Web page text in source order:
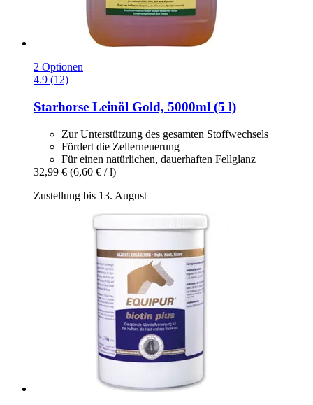
2 Optionen
4.9 (12)
Starhorse Leinöl Gold, 5000ml (5 l)
Zur Unterstützung des gesamten Stoffwechsels
Fördert die Zellerneuerung
Für einen natürlichen, dauerhaften Fellglanz
32,99 € (6,60 € / l)
Zustellung bis 13. August